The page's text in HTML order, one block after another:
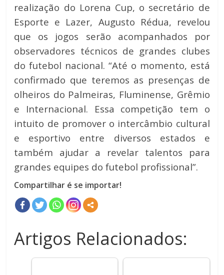
realização do Lorena Cup, o secretário de
Esporte e Lazer, Augusto Rédua, revelou
que os jogos serão acompanhados por
observadores técnicos de grandes clubes
do futebol nacional. “Até o momento, está
confirmado que teremos as presenças de
olheiros do Palmeiras, Fluminense, Grêmio
e Internacional. Essa competição tem o
intuito de promover o intercâmbio cultural
e esportivo entre diversos estados e
também ajudar a revelar talentos para
grandes equipes do futebol profissional”.
Compartilhar é se importar!
Artigos Relacionados: